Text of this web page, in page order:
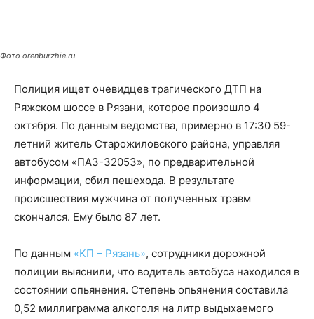
Фото orenburzhie.ru
Полиция ищет очевидцев трагического ДТП на
Ряжском шоссе в Рязани, которое произошло 4
октября. По данным ведомства, примерно в 17:30 59-
летний житель Старожиловского района, управляя
автобусом «ПАЗ-32053», по предварительной
информации, сбил пешехода. В результате
происшествия мужчина от полученных травм
скончался. Ему было 87 лет.
По данным «КП – Рязань», сотрудники дорожной
полиции выяснили, что водитель автобуса находился в
состоянии опьянения. Степень опьянения составила
0,52 миллиграмма алкоголя на литр выдыхаемого